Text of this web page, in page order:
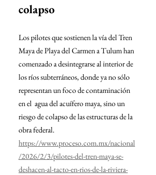
colapso
Los pilotes que sostienen la vía del Tren
Maya de Playa del Carmen a Tulum han
comenzado a desintegrarse al interior de
los ríos subterráneos, donde ya no sólo
representan un foco de contaminación
en el  agua del acuífero maya, sino un
riesgo de colapso de las estructuras de la
obra federal.
https://www.proceso.com.mx/nacional
/2026/2/3/pilotes-del-tren-maya-se-
deshacen-al-tacto-en-rios-de-la-riviera-